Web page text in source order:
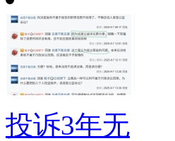
投诉3年无